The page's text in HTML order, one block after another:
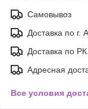
Самовывоз
Доставка по г.
Доставка по РК.
Адресная
Все условия